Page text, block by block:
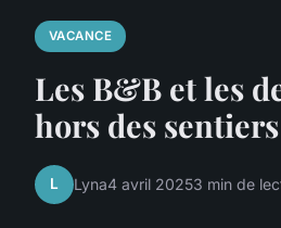
VACANCE
Les B&B et les
hors des
L Lyna4 avril 20253 min de